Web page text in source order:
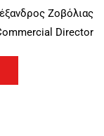
Ζοβόλιας
Director